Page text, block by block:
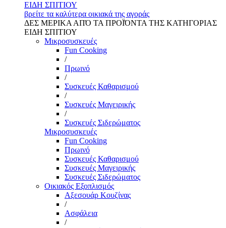
ΕΙΔΗ ΣΠΙΤΙΟΥ
βρείτε τα καλύτερα οικιακά της αγοράς
ΔΕΣ ΜΕΡΙΚΑ ΑΠΌ ΤΑ ΠΡΟΪΌΝΤΑ ΤΗΣ ΚΑΤΗΓΟΡΙΑΣ
ΕΙΔΗ ΣΠΙΤΙΟΥ
Μικροσυσκευές
Fun Cooking
/
Πρωινό
/
Συσκευές Καθαρισμού
/
Συσκευές Μαγειρικής
/
Συσκευές Σιδερώματος
Μικροσυσκευές
Fun Cooking
Πρωινό
Συσκευές Καθαρισμού
Συσκευές Μαγειρικής
Συσκευές Σιδερώματος
Οικιακός Εξοπλισμός
Αξεσουάρ Κουζίνας
/
Ασφάλεια
/